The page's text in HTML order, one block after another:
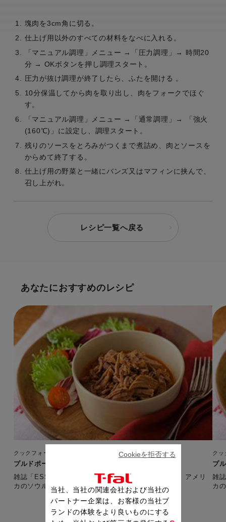
塊肉を3cm角に切る。
仕上げ用以外のすべての材料をなべに入れる。
「マニュアル調理」メニュー →「圧力調理」→ 時間20
分 → OKボタンを押し調理スタート。
圧力が抜け調理が終了したら、ふたを開ける 。
10分保温してから肉を取り出し、肉をフォークでほぐ
す。
「マニュアル調理」メニュー →「通常調理」→ 「強火
(160℃)」に設定し、調理スタート。
残りのソースをとろみがつくまで煮詰め、肉とソースを
からめて終了する。
仕上げ用の野菜と一緒にバンズ又はマフィンに挟んで、
召し上がれ。
レシピ一覧へ戻る
あなたにおすすめのレシピ
クックフォーミー 3L（210レシピ内蔵）
プルドポーク（1週間レシピ・秋）
雑誌「ESSE」とコラボした1週間・秋の日曜レシピ。 アメリ
カのソウルフード！ 【準備時間：10分】
クッ
プ
雑
当社、当社の関連会社および当社の
パートナー企業は、お客様の当社ブ
ランドの体験をより良いものにする
Cookieを拒否する